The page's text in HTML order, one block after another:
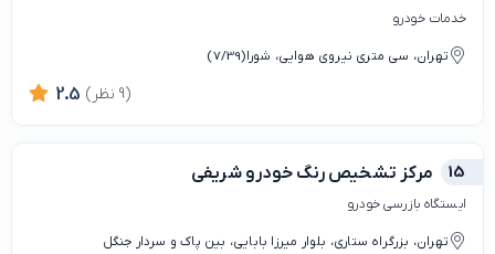
خدمات خودرو
تهران، سی متری نیروی هوایی، شورا(7/39)
2.5 (9 نظر)
15 مرکز تشخیص رنگ خودرو شریفی
ایستگاه بازرسی خودرو
تهران، بزرگراه ستاری، بلوار میرزا بابایی، بین پاک و سردار جنگل